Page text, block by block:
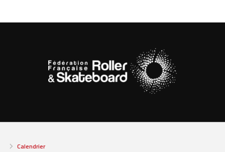
Calendrier